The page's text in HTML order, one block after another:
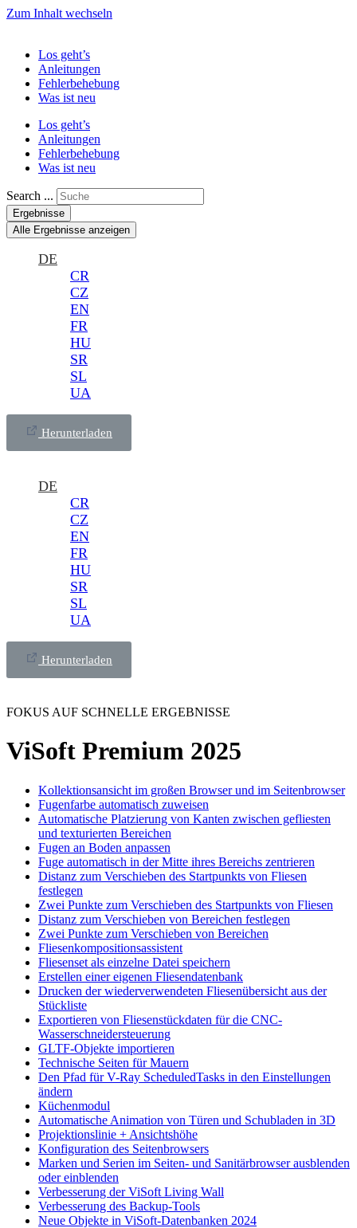
Zum Inhalt wechseln
Los geht’s
Anleitungen
Fehlerbehebung
Was ist neu
Los geht’s
Anleitungen
Fehlerbehebung
Was ist neu
Search ...
Ergebnisse
Alle Ergebnisse anzeigen
DE
CR
CZ
EN
FR
HU
SR
SL
UA
Herunterladen
DE
CR
CZ
EN
FR
HU
SR
SL
UA
Herunterladen
FOKUS AUF SCHNELLE ERGEBNISSE
ViSoft Premium 2025
Kollektionsansicht im großen Browser und im Seitenbrowser
Fugenfarbe automatisch zuweisen
Automatische Platzierung von Kanten zwischen gefliesten
und texturierten Bereichen
Fugen an Boden anpassen
Fuge automatisch in der Mitte ihres Bereichs zentrieren
Distanz zum Verschieben des Startpunkts von Fliesen
festlegen
Zwei Punkte zum Verschieben des Startpunkts von Fliesen
Distanz zum Verschieben von Bereichen festlegen
Zwei Punkte zum Verschieben von Bereichen
Fliesenkompositionsassistent
Fliesenset als einzelne Datei speichern
Erstellen einer eigenen Fliesendatenbank
Drucken der wiederverwendeten Fliesenübersicht aus der
Stückliste
Exportieren von Fliesenstückdaten für die CNC-
Wasserschneidersteuerung
GLTF-Objekte importieren
Technische Seiten für Mauern
Den Pfad für V-Ray ScheduledTasks in den Einstellungen
ändern
Küchenmodul
Automatische Animation von Türen und Schubladen in 3D
Projektionslinie + Ansichtshöhe
Konfiguration des Seitenbrowsers
Marken und Serien im Seiten- und Sanitärbrowser ausblenden
oder einblenden
Verbesserung der ViSoft Living Wall
Verbesserung des Backup-Tools
Neue Objekte in ViSoft-Datenbanken 2024